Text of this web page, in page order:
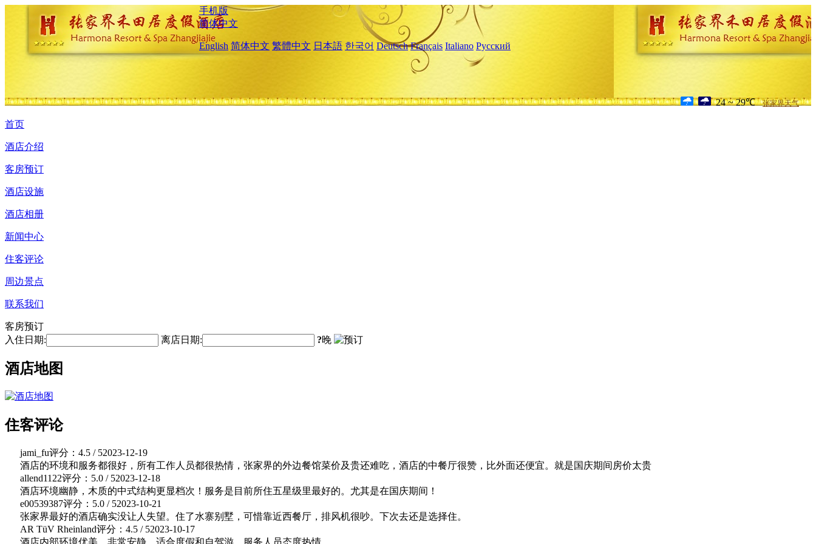
手机版
简体中文
English 简体中文 繁體中文 日本語 한국어 Deutsch Français Italiano Русский
24 ~ 29℃ 张家界天气
首页
酒店介绍
客房预订
酒店设施
酒店相册
新闻中心
住客评论
周边景点
联系我们
客房预订
入住日期:
离店日期: ?晚
酒店地图
住客评论
jami_fu评分：4.5 / 52023-12-19
酒店的环境和服务都很好，所有工作人员都很热情，张家界的外边餐馆菜价及贵还难吃，酒店的中餐厅很赞，比外面还便宜。就是国庆期间房价太贵
allend1122评分：5.0 / 52023-12-18
酒店环境幽静，木质的中式结构更显档次！服务是目前所住五星级里最好的。尤其是在国庆期间！
e00539387评分：5.0 / 52023-10-21
张家界最好的酒店确实没让人失望。住了水寨别墅，可惜靠近西餐厅，排风机很吵。下次去还是选择住。
AR TüV Rheinland评分：4.5 / 52023-10-17
酒店内部环境优美，非常安静，适合度假和自驾游，服务人员态度热情。